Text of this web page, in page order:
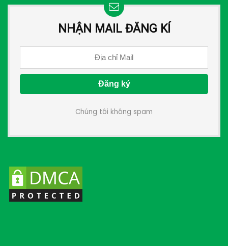
NHẬN MAIL ĐĂNG KÍ
Chúng tôi không spam